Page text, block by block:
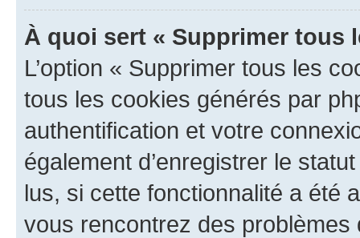
À quoi sert « Supprimer tous
L’option « Supprimer tous les
tous les cookies générés par
authentification et votre
également d’enregistrer le
lus, si cette fonctionnalité a été
vous rencontrez des